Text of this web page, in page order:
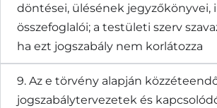
döntései, ülésének jegyzőkönyvei,
összefoglalói; a testületi szerv
ha ezt jogszabály nem korlátozza
9. Az e törvény alapján
jogszabálytervezetek és